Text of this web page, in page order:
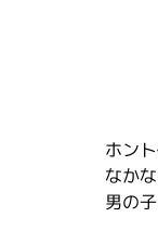
ホント
なか
男の